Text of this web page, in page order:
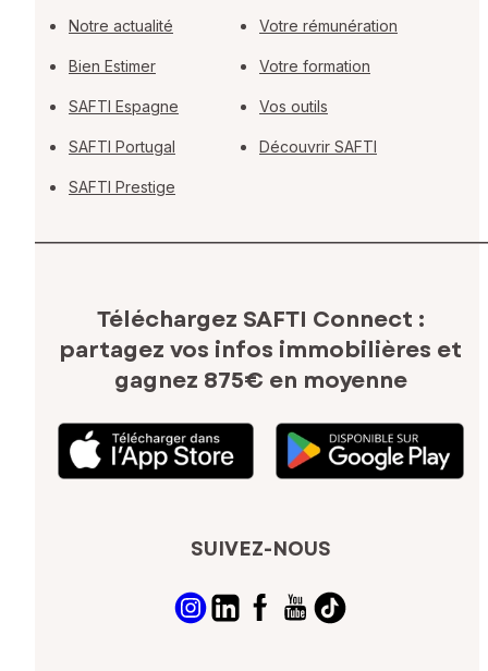
Notre actualité
Bien Estimer
SAFTI Espagne
SAFTI Portugal
SAFTI Prestige
Votre rémunération
Votre formation
Vos outils
Découvrir SAFTI
Téléchargez SAFTI Connect :
partagez vos infos immobilières et
gagnez 875€ en moyenne
SUIVEZ-NOUS